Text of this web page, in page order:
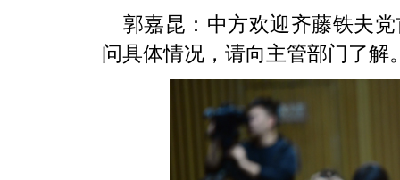
郭嘉昆：中方欢迎齐藤铁夫
问具体情况，请向主管部门了解